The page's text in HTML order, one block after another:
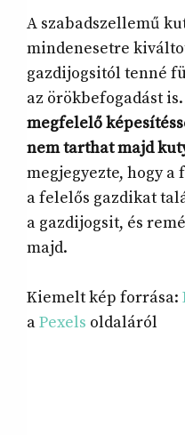
A szabadszellemű
mindenesetre
gazdijogsitól tenné
az örökbefogadást is.
megfelelő
nem tarthat majd
megjegyezte, hogy
a felelős gazdikat
a gazdijogsit, és
majd.
Kiemelt kép forrása:
aPexels oldaláról